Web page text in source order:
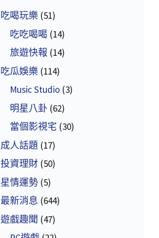
吃喝玩樂 (51)
吃吃喝喝 (14)
旅遊快報 (14)
吃瓜娛樂 (114)
Music Studio (3)
明星八卦 (62)
當個影視宅 (30)
成人話題 (17)
投資理財 (50)
星情運勢 (5)
最新消息 (644)
遊戲趣聞 (47)